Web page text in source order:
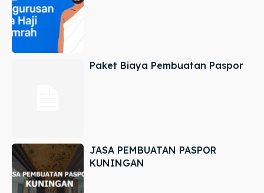
Paket Biaya Pembuatan Paspor
JASA PEMBUATAN PASPOR
KUNINGAN